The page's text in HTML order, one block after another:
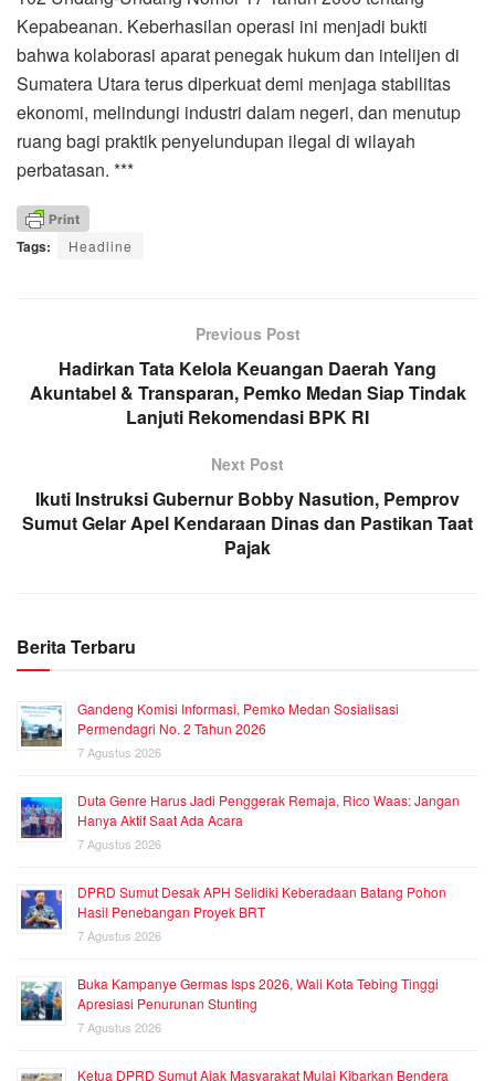
Kepabeanan. Keberhasilan operasi ini menjadi bukti
bahwa kolaborasi aparat penegak hukum dan intelijen di
Sumatera Utara terus diperkuat demi menjaga stabilitas
ekonomi, melindungi industri dalam negeri, dan menutup
ruang bagi praktik penyelundupan ilegal di wilayah
perbatasan. ***
Tags: Headline
Previous Post
Hadirkan Tata Kelola Keuangan Daerah Yang
Akuntabel & Transparan, Pemko Medan Siap Tindak
Lanjuti Rekomendasi BPK RI
Next Post
Ikuti Instruksi Gubernur Bobby Nasution, Pemprov
Sumut Gelar Apel Kendaraan Dinas dan Pastikan Taat
Pajak
Berita Terbaru
Gandeng Komisi Informasi, Pemko Medan Sosialisasi
Permendagri No. 2 Tahun 2026
7 Agustus 2026
Duta Genre Harus Jadi Penggerak Remaja, Rico Waas: Jangan
Hanya Aktif Saat Ada Acara
7 Agustus 2026
DPRD Sumut Desak APH Selidiki Keberadaan Batang Pohon
Hasil Penebangan Proyek BRT
7 Agustus 2026
Buka Kampanye Germas Isps 2026, Wali Kota Tebing Tinggi
Apresiasi Penurunan Stunting
7 Agustus 2026
Ketua DPRD Sumut Ajak Masyarakat Mulai Kibarkan Bendera